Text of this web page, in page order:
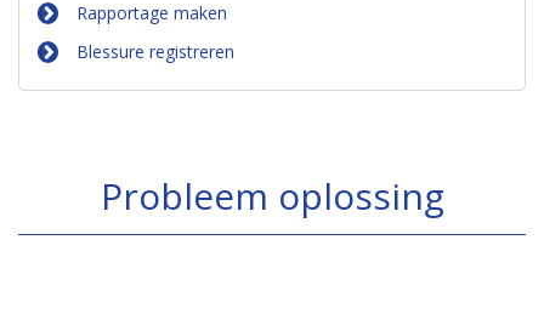
Rapportage maken
Blessure registreren
Probleem oplossing